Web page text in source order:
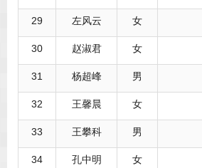
29 左风云 女
30 赵淑君 女
31 杨超峰 男
32 王馨晨 女
33 王攀科 男
34 孔中明 女